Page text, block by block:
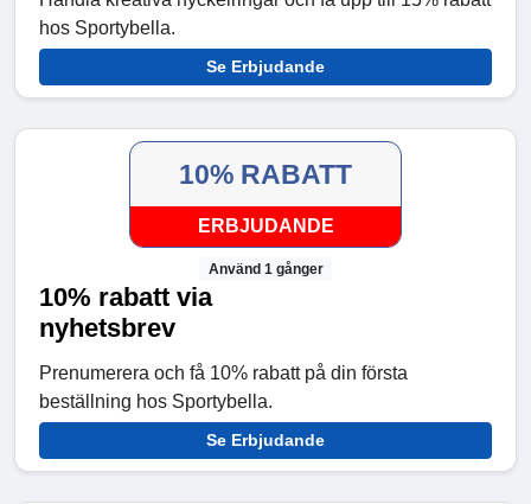
hos Sportybella.
Se Erbjudande
10% RABATT
ERBJUDANDE
Använd 1 gånger
10% rabatt via
nyhetsbrev
Prenumerera och få 10% rabatt på din första
beställning hos Sportybella.
Se Erbjudande